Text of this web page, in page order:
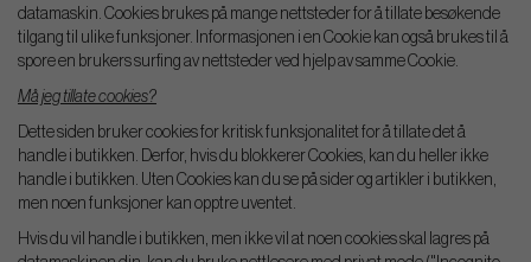
datamaskin. Cookies brukes på mange nettsteder for å tillate besøkende
tilgang til ulike funksjoner. Informasjonen i en Cookie kan også brukes til å
spore en brukers surfing av nettsteder ved hjelp av samme Cookie.
Må jeg tillate cookies?
Dette siden bruker cookies for kritisk funksjonalitet for å tillate det å
handle i butikken. Derfor, hvis du blokkerer Cookies, kan du heller ikke
handle i butikken. Uten Cookies kan du se på sider og artikler i butikken,
men noen funksjoner kan opptre uventet.
Hvis du vil handle i butikken, men ikke vil at noen cookies skal lagres på